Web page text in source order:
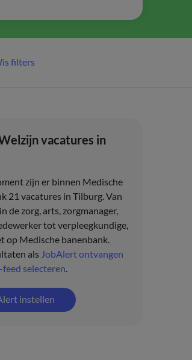
filters
Welzijn vacatures in
zijn er binnen Medische
21 vacatures in Tilburg. Van
de zorg, arts, zorgmanager,
tot verpleegkundige,
op Medische banenbank.
als JobAlert ontvangen
feed selecteren.
instellen